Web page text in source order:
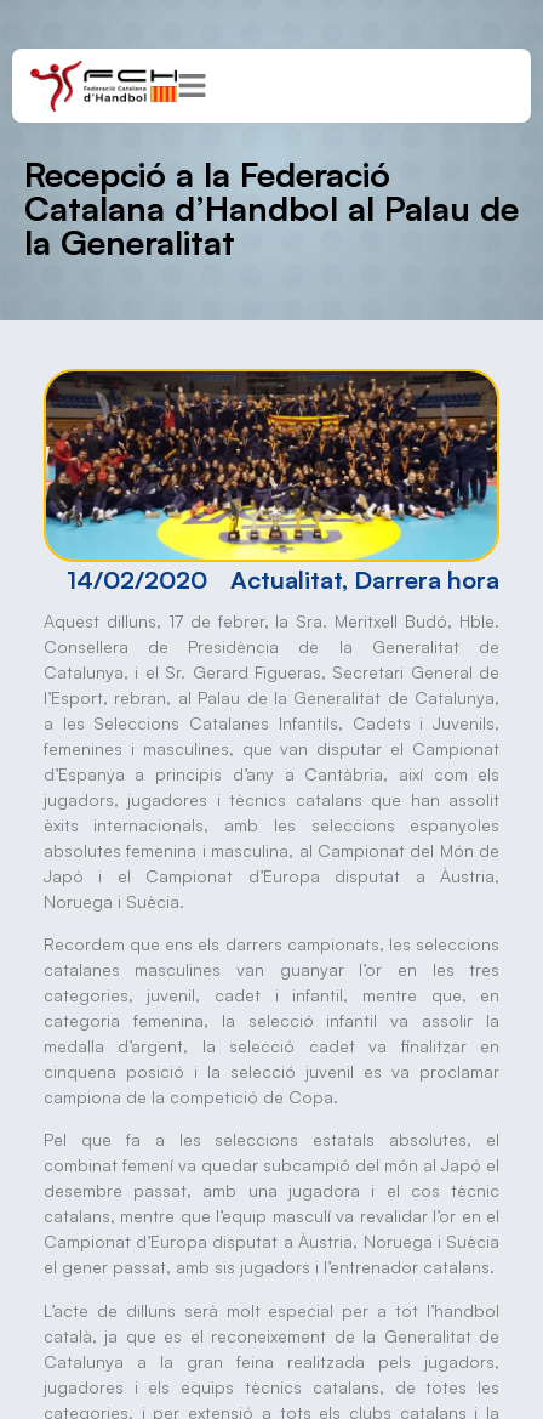
Recepció a la Federació
Catalana d’Handbol al Palau de
la Generalitat
14/02/2020 Actualitat, Darrera hora
Aquest dilluns, 17 de febrer, la Sra. Meritxell Budó, Hble.
Consellera de Presidència de la Generalitat de
Catalunya, i el Sr. Gerard Figueras, Secretari General de
l’Esport, rebran, al Palau de la Generalitat de Catalunya,
a les Seleccions Catalanes Infantils, Cadets i Juvenils,
femenines i masculines, que van disputar el Campionat
d’Espanya a principis d’any a Cantàbria, així com els
jugadors, jugadores i tècnics catalans que han assolit
èxits internacionals, amb les seleccions espanyoles
absolutes femenina i masculina, al Campionat del Món de
Japó i el Campionat d’Europa disputat a Àustria,
Noruega i Suècia.
Recordem que ens els darrers campionats, les seleccions
catalanes masculines van guanyar l’or en les tres
categories, juvenil, cadet i infantil, mentre que, en
categoria femenina, la selecció infantil va assolir la
medalla d’argent, la selecció cadet va finalitzar en
cinquena posició i la selecció juvenil es va proclamar
campiona de la competició de Copa.
Pel que fa a les seleccions estatals absolutes, el
combinat femení va quedar subcampió del món al Japó el
desembre passat, amb una jugadora i el cos tècnic
catalans, mentre que l’equip masculí va revalidar l’or en el
Campionat d’Europa disputat a Àustria, Noruega i Suècia
el gener passat, amb sis jugadors i l’entrenador catalans.
L’acte de dilluns serà molt especial per a tot l’handbol
català, ja que es el reconeixement de la Generalitat de
Catalunya a la gran feina realitzada pels jugadors,
jugadores i els equips tècnics catalans, de totes les
categories, i per extensió a tots els clubs catalans i la